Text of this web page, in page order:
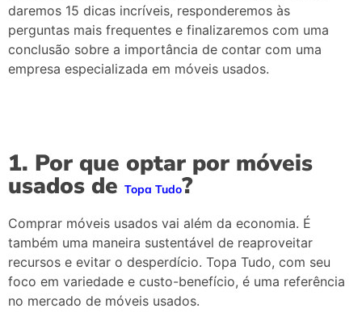
daremos 15 dicas incríveis, responderemos às
perguntas mais frequentes e finalizaremos com uma
conclusão sobre a importância de contar com uma
empresa especializada em móveis usados.
1. Por que optar por móveis
usados de Topa Tudo?
Comprar móveis usados vai além da economia. É
também uma maneira sustentável de reaproveitar
recursos e evitar o desperdício. Topa Tudo, com seu
foco em variedade e custo-benefício, é uma referência
no mercado de móveis usados.